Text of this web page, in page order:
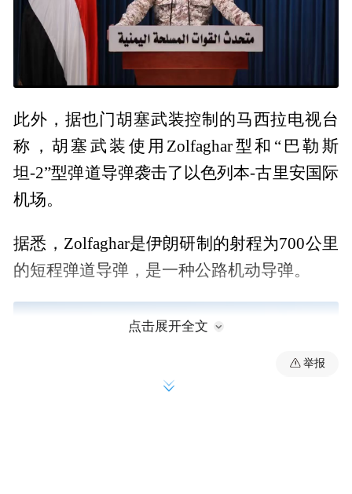
此外，据也门胡塞武装控制的马西拉电视台
称，胡塞武装使用Zolfaghar型和“巴勒斯
坦-2”型弹道导弹袭击了以色列本-古里安国际
机场。
据悉，Zolfaghar是伊朗研制的射程为700公里
的短程弹道导弹，是一种公路机动导弹。
点击展开全文
举报